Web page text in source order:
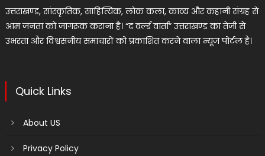
उत्तराखण्ड, सांस्कृतिक, साहित्यिक, लोक कला, काव्य और कहानी संग्रह से
आम जनता को जागरूक कराना है। “द वर्ल्ड वार्ता” उत्तराखण्ड का तेजी से
उभरता और विश्वसनीय समाचारों को प्रकाशित करने वाला न्यूज पोर्टल है।
Quick Links
About US
Privacy Policy